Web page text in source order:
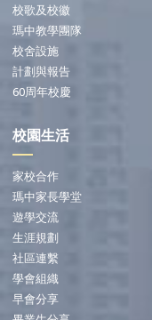
校歌及校徽
瑪中教學團隊
校舍設施
計劃與報告
60周年校慶
校園生活
家校合作
瑪中家長學堂
遊學交流
生涯規劃
社區連繫
學會組織
早會分享